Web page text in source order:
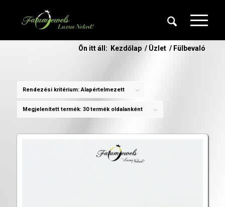
Ön itt áll: Kezdőlap / Üzlet / Fülbevaló
Rendezési kritérium:Alapértelmezett
Megjelenített termék: 30 termék oldalanként